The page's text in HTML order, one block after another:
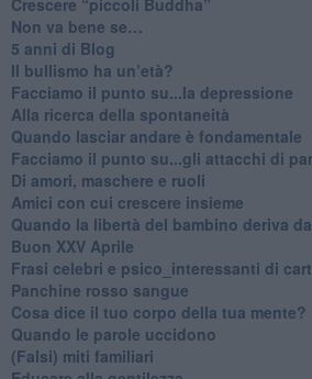
Non va bene se…
​5 anni di Blog
​Il bullismo ha un’età?
Facciamo il punto su...la depressione
​Alla ricerca della spontaneità
​Quando lasciar andare è fondamentale
Facciamo il punto su...gli attacchi di
Di amori, maschere e ruoli
​Amici con cui crescere insieme
​Quando la libertà del bambino deriva
Buon XXV Aprile
​Frasi celebri e psico_interessanti di
​Panchine rosso sangue
​Cosa dice il tuo corpo della tua mente?
​Quando le parole uccidono
​(Falsi) miti familiari